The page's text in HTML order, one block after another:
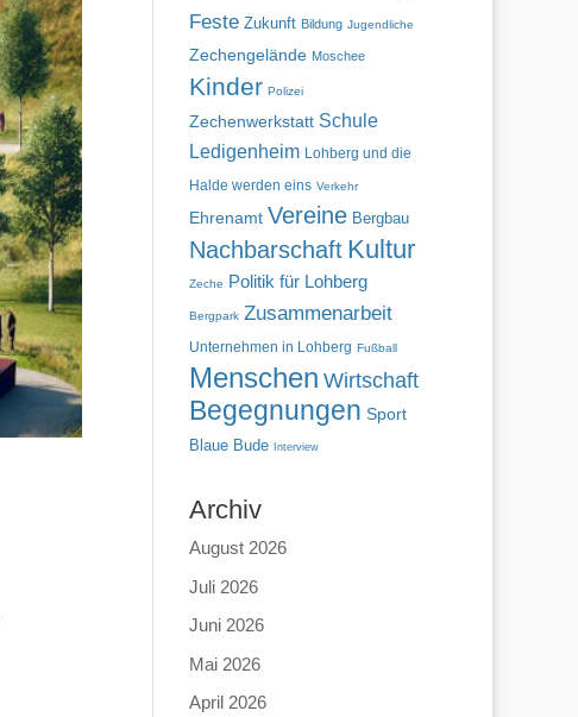
Feste Zukunft Bildung Jugendliche
Zechengelände Moschee
Kinder Polizei
Zechenwerkstatt Schule
Ledigenheim Lohberg und die
Halde werden eins Verkehr
Ehrenamt Vereine Bergbau
Nachbarschaft Kultur
Zeche Politik für Lohberg
Bergpark Zusammenarbeit
Unternehmen in Lohberg Fußball
Menschen Wirtschaft
Begegnungen Sport
Blaue Bude
Interview
Archiv
August 2026
Juli 2026
Juni 2026
Mai 2026
April 2026